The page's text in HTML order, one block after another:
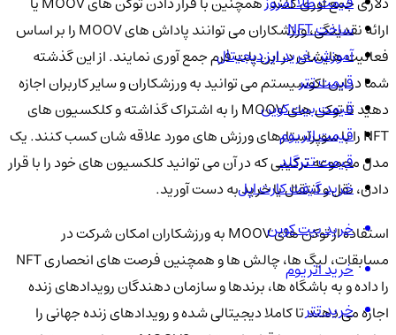
ارائه نقدینگی، ورزشکاران می توانند پاداش های MOOV را بر اساس
فعالیت هایشان در این پلت فرم جمع آوری نمایند. از این گذشته
شما در این اکوسیستم می توانید به ورزشکاران و سایر کاربران اجازه
دهید تا توکن های MOOV را به اشتراک گذاشته و کلکسیون های
NFT را با سوپراستارهای ورزش های مورد علاقه شان کسب کنند. یک
مدل مجموعه ترکیبی که در آن می توانید کلکسیون های خود را با قرار
دادن، نقل و انتقال یا خرید به دست آورید.
استفاده از توکن های MOOV به ورزشکاران امکان شرکت در
مسابقات، لیگ ها، چالش ها و همچنین فرصت های انحصاری NFT
را داده و به باشگاه ها، برندها و سازمان دهندگان رویدادهای زنده
اجازه می دهند تا کاملا دیجیتالی شده و رویدادهای زنده جهانی را
ساخت NFT
آموزش خرید ارز دیجیتال
قیمت تتر
قیمت بیت کوین
قیمت اتریوم
قیمت تترگلد
خرید گیفت کارت اپل
خرید بیت کوین
خرید اتریوم
خرید تتر